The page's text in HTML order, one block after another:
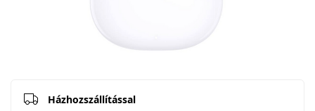
Házhozszállítással